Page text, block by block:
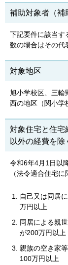
補助対象者（補
下記要件に該当す
数の場合はその代
対象地区
旭小学校区、三輪
西の地区（関小学
対象住宅と住宅
以外の経費を除
令和6年4月1日以
（法令適合住宅に
自己又は同居
万円以上
同居による親
が200万円以上
親族の空き家
100万円以上